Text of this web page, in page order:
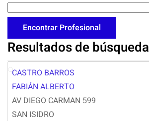
Resultados de búsqueda
FC
CASTRO BARROS
FABIÁN ALBERTO
AV DIEGO CARMAN 599
SAN ISIDRO